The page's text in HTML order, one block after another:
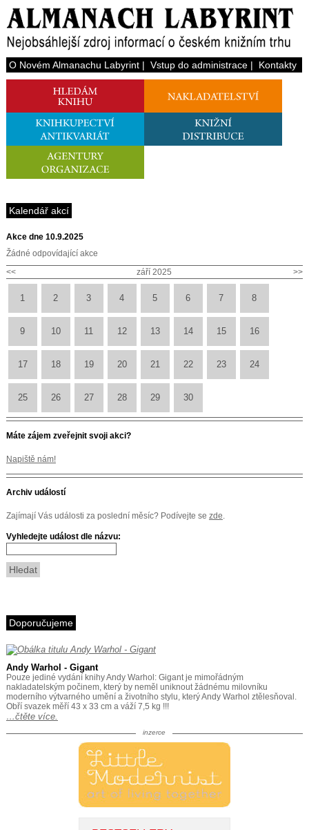
O Novém Almanachu Labyrint| Vstup do administrace| Kontakty
Kalendář akcí
Akce dne 10.9.2025
Žádné odpovídající akce
<<
>>
září 2025
1 2 3 4 5 6 7 8
9 10 11 12 13 14 15 16
17 18 19 20 21 22 23 24
25 26 27 28 29 30
Máte zájem zveřejnit svoji akci?
Napiště nám!
Archiv událostí
Zajímají Vás události za poslední měsíc? Podívejte se zde.
Vyhledejte událost dle názvu:
Doporučujeme
Andy Warhol - Gigant
Pouze jediné vydání knihy Andy Warhol: Gigant je mimořádným
nakladatelským počinem, který by neměl uniknout žádnému milovníku
moderního výtvarného umění a životního stylu, který Andy Warhol ztělesňoval.
Obří svazek měří 43 x 33 cm a váží 7,5 kg !!!
…čtěte více.
inzerce